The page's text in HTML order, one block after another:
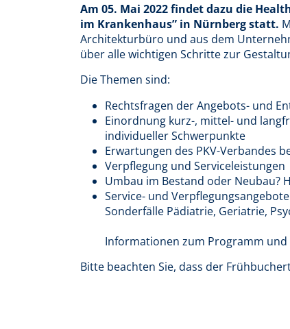
Am 05. Mai 2022 findet dazu die
im Krankenhaus” in Nürnberg statt.
Architekturbüro und aus dem
über alle wichtigen Schritte zur
Die Themen sind:
Rechtsfragen der Angebots- und
Einordnung kurz-, mittel- und
individueller Schwerpunkte
Erwartungen des PKV-Verbandes
Verpflegung und Serviceleistungen
Umbau im Bestand oder Neubau?
Service- und
Sonderfälle Pädiatrie, Geriatrie,
Informationen zum Programm
Bitte beachten Sie, dass der